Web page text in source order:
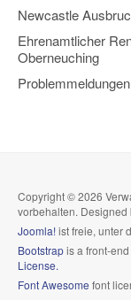
Newcastle
Ehrenamtlicher
Oberneuching
Copyright © 2026
vorbehalten. Designed
Joomla!ist freie, unter
Bootstrapis a front-
License.
Font Awesome font